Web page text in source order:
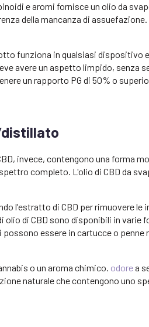
e aromi fornisce un olio da
della mancanza di assuefazione.
funziona in qualsiasi dispositivo
avere un aspetto limpido, senza
un rapporto PG di 50% o
invece, contengono una forma
completo. L'olio di CBD da
l'estratto di CBD per rimuovere le
olio di CBD sono disponibili in varie
essere in cartucce o penne
o un aroma chimico. odorea
naturale che contengono uno